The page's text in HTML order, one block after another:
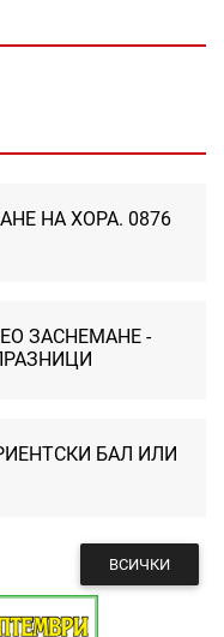
НА ХОРА. 0876
ЗАСНЕМАНЕ -
БАЛ ИЛИ
ВСИЧКИ